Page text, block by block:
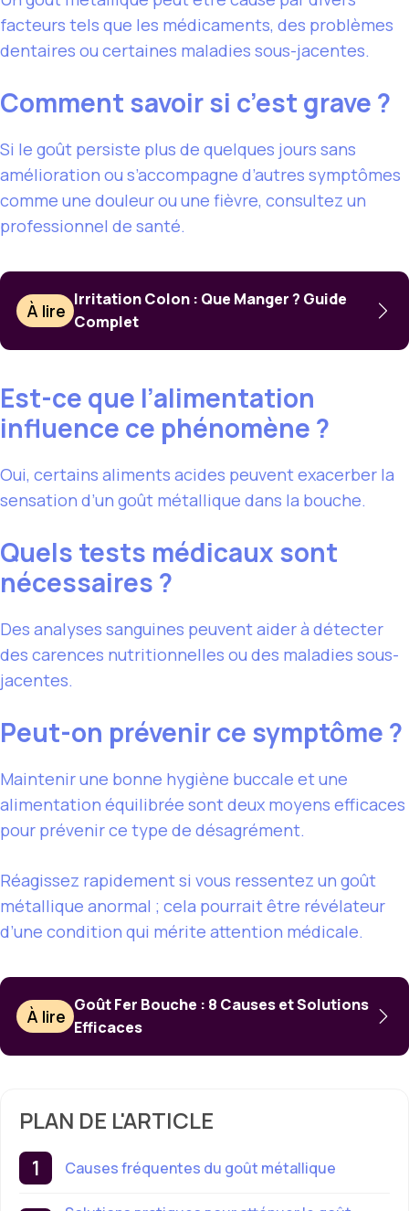
facteurs tels que les médicaments, des problèmes
dentaires ou certaines maladies sous-jacentes.
Comment savoir si c’est grave ?
Si le goût persiste plus de quelques jours sans
amélioration ou s’accompagne d’autres symptômes
comme une douleur ou une fièvre, consultez un
professionnel de santé.
À lire
Irritation Colon : Que Manger ? Guide
Complet
Est-ce que l’alimentation
influence ce phénomène ?
Oui, certains aliments acides peuvent exacerber la
sensation d’un goût métallique dans la bouche.
Quels tests médicaux sont
nécessaires ?
Des analyses sanguines peuvent aider à détecter
des carences nutritionnelles ou des maladies sous-
jacentes.
Peut-on prévenir ce symptôme ?
Maintenir une bonne hygiène buccale et une
alimentation équilibrée sont deux moyens efficaces
pour prévenir ce type de désagrément.
Réagissez rapidement si vous ressentez un goût
métallique anormal ; cela pourrait être révélateur
d’une condition qui mérite attention médicale.
À lire
Goût Fer Bouche : 8 Causes et Solutions
Efficaces
PLAN DE L'ARTICLE
Causes fréquentes du goût métallique